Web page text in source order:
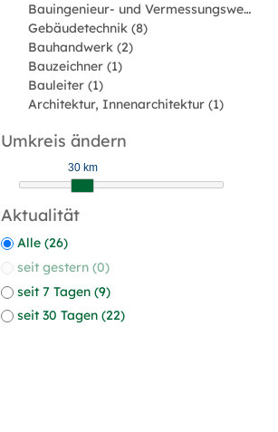
Bauingenieur- und Vermessungswesen (15)
Gebäudetechnik (8)
Bauhandwerk (2)
Bauzeichner (1)
Bauleiter (1)
Architektur, Innenarchitektur (1)
Umkreis ändern
30 km
Aktualität
Alle (26)
seit gestern (0)
seit 7 Tagen (9)
seit 30 Tagen (22)